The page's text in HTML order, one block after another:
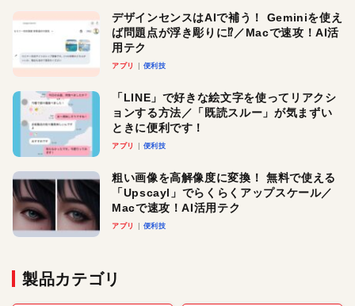
デザインセンスはAIで補う！ Geminiを使え
ば問題点が浮き彫りに⁉︎／Macで速攻！AI活
用テク
アプリ 便利技
「LINE」で好きな絵文字を使ってリアクシ
ョンする方法／「既読スルー」が気まずい
ときに便利です！
アプリ 便利技
粗い画像を高解像度に変換！ 無料で使える
「Upscayl」でらくらくアップスケール／
Macで速攻！AI活用テク
アプリ 便利技
製品カテゴリ